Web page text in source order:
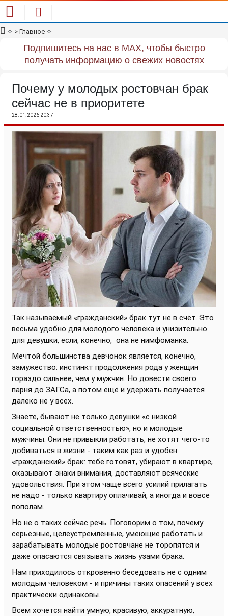
✧ > Главное ✧
Подпишитесь на нас в MAX, чтобы быстро
получать информацию о свежих новостях
Почему у молодых ростовчан брак
сейчас не в приоритете
28.01.2026 20:37
Так называемый «гражданский» брак тут не в счёт. Это
весьма удобно для молодого человека и унизительно
для девушки, если, конечно, она не нимфоманка.
Мечтой большинства девчонок является, конечно,
замужество: инстинкт продолжения рода у женщин
гораздо сильнее, чем у мужчин. Но довести своего
парня до ЗАГСа, а потом ещё и удержать получается
далеко не у всех.
Знаете, бывают не только девушки «с низкой
социальной ответственностью», но и молодые
мужчины. Они не привыкли работать, не хотят чего-то
добиваться в жизни - таким как раз и удобен
«гражданский» брак: тебе готовят, убирают в квартире,
оказывают знаки внимания, доставляют всяческие
удовольствия. При этом чаще всего усилий прилагать
не надо - только квартиру оплачивай, а иногда и вовсе
пополам.
Но не о таких сейчас речь. Поговорим о том, почему
серьёзные, целеустремлённые, умеющие работать и
зарабатывать молодые ростовчане не торопятся и
даже опасаются связывать жизнь узами брака.
Нам приходилось откровенно беседовать не с одним
молодым человеком - и причины таких опасений у всех
практически одинаковы.
Всем хочется найти умную, красивую, аккуратную,